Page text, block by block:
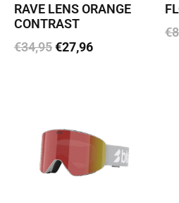
RAVE LENS ORANGE
CONTRAST
€34,95€27,96
€